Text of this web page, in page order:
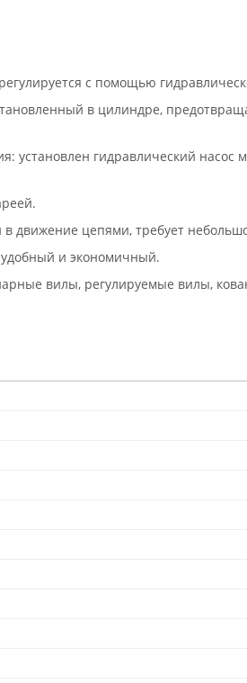
с помощью
в цилиндре,
установлен гидравлический насос
движение цепями, требует
и экономичный.
вилы, регулируемые вилы,